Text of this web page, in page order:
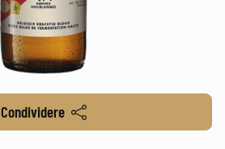
Condividere